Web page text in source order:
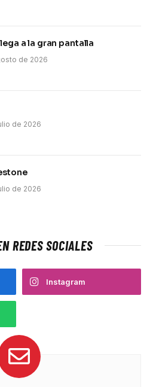
a la gran pantalla
de 2026
de 2026
de 2026
REDES SOCIALES
Instagram